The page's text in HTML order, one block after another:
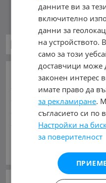
Няма
ОСНОВНИ КАТЕГОРИИ В
Камиони Мотоциклети
Индустриални Кари
Ремаркета Велосипеди
Гуми и джанти Купува
(1) AITO (2)
Alfa Romeo
данните ви за
включително
данни за
на устройството.
само за този
доставчици може
законен интерес
имате право да
за рекламиране.
съгласието си по
Настройки на
за поверителност